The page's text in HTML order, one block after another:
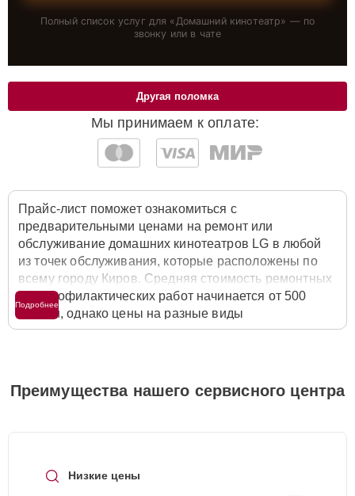
Полный список услуг для «Домашний кинотеатр» — по
звонку или в чате
Мы принимаем к оплате:
Другая поломка
Прайс-лист поможет ознакомиться с
предварительными ценами на ремонт или
обслуживание домашних кинотеатров LG в любой
из точек обслуживания, которые расположены по
всему городу Киров. Средняя стоимость ремонтных
или профилактических работ начинается от 500
рублей, однако цены на разные виды
комплектующих могут различаться. Полную
службы заботы о клиентах. Для расчета итоговой
стоимости ремонта домашнего кинотеатра
Подробнее
Преимущества нашего сервисного центра
Низкие цены